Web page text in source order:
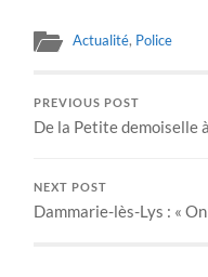
Actualité, Police
PREVIOUS POST
De la Petite demoiselle
NEXT POST
Dammarie-lès-Lys : «